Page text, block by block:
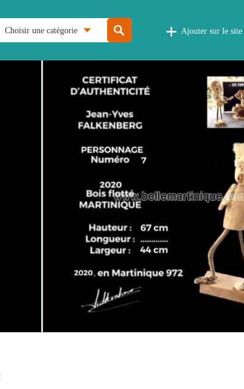
Choisir une catégorie Ajouter sur le site